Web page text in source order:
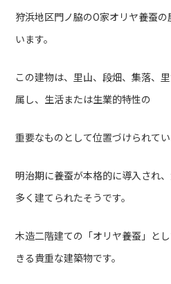
狩浜地区門ノ脇のO家オリヤ養蚕
います。
この建物は、里山、段畑、集落、
属し、生活または生業的特性の
重要なものとして位置づけられてい
明治期に養蚕が本格的に導入され
多く建てられたそうです。
木造二階建ての「オリヤ養蚕」と
きる貴重な建築物です。